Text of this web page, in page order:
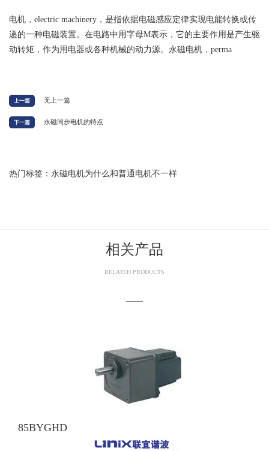
电机，electric machinery，是指依据电磁感应定律实现电能转换或传
递的一种电磁装置。在电路中用字母M表示，它的主要作用是产生驱
动转矩，作为用电器或各种机械的动力源。永磁电机，perma
上一篇 无上一篇
下一篇 永磁同步电机的特点
热门标签：永磁电机为什么和普通电机不一样
相关产品
RELATED PRODUCTS
——
85BYGHD